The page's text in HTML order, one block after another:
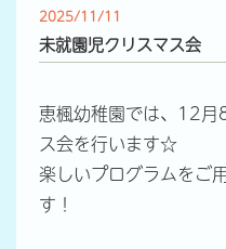
2025/11/11
未就園児クリスマス会
恵楓幼稚園では、12月
ス会を行います☆
楽しいプログラムをご
す！